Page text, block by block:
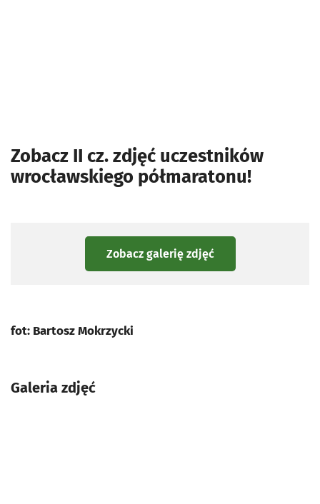
Zobacz II cz. zdjęć uczestników
wrocławskiego półmaratonu!
Zobacz galerię zdjęć
fot: Bartosz Mokrzycki
Galeria zdjęć